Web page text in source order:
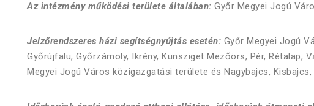
Az intézmény működési területe általában: Győr Megyei Jogú
Jelzőrendszeres házi segítségnyújtás esetén: Győr Megyei Jogú
Győrújfalu, Győrzámoly, Ikrény, Kunsziget Mezőörs, Pér,
Megyei Jogú Város közigazgatási területe és Nagybajcs,